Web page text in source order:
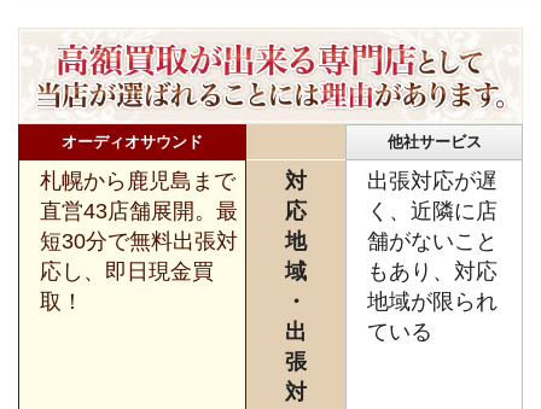
オーディオサウンド 他社サービス
札幌から鹿児島まで
直営43店舗展開。最
短30分で無料出張対
応し、即日現金買
取！
対
応
地
域
・
出
張
対
出張対応が遅
く、近隣に店
舗がないこと
もあり、対応
地域が限られ
ている